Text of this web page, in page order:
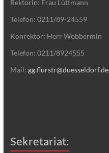
Rektorin: Frau Lüttmann
Telefon: 0211/89-24559
Konrektor: Herr Wobbermin
Telefon: 0211/8924555
Mail: gg.flurstr@duesseldorf.de
Sekretariat: